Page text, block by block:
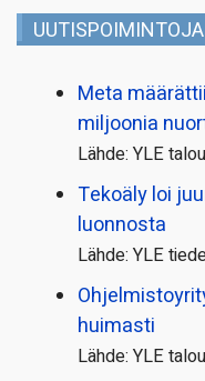
UUTISPOIMINTOJA
Meta
miljoonia
Lähde: YLE
Tekoäly loi
luonnosta
Lähde: YLE
huimasti
Lähde: YLE